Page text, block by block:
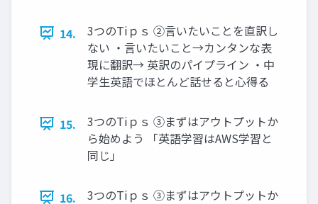
14.
3つのTiｐｓ ②言いたいことを直訳し
ない ・言いたいこと→カンタンな表
現に翻訳→ 英訳のパイプライン ・中
学生英語でほとんど話せると心得る
15.
3つのTiｐｓ ③まずはアウトプットか
ら始めよう 「英語学習はAWS学習と
同じ」
16.
3つのTiｐｓ ③まずはアウトプットか